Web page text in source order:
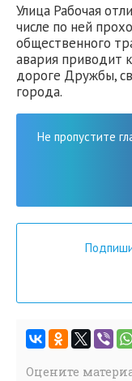
Улица Рабочая
числе по ней
общественного
авария приводит
дороге Дружбы,
города.
Не пропустите
Оцените